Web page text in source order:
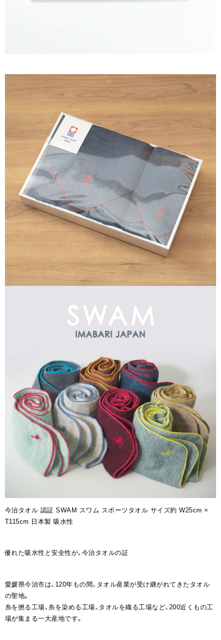
今治タオル 認証 SWAM スワム スポーツタオル サイズ約 W25cm ×
T115cm 日本製 吸水性
優れた吸水性と安全性が、今治タオルの証
愛媛県今治市は、120年もの間、タオル産業が受け継がれてきたタオル
の聖地。
糸を撚る工場、糸を染める工場、タオルを織る工場など、200近くもの工
場が集まる一大産地です。